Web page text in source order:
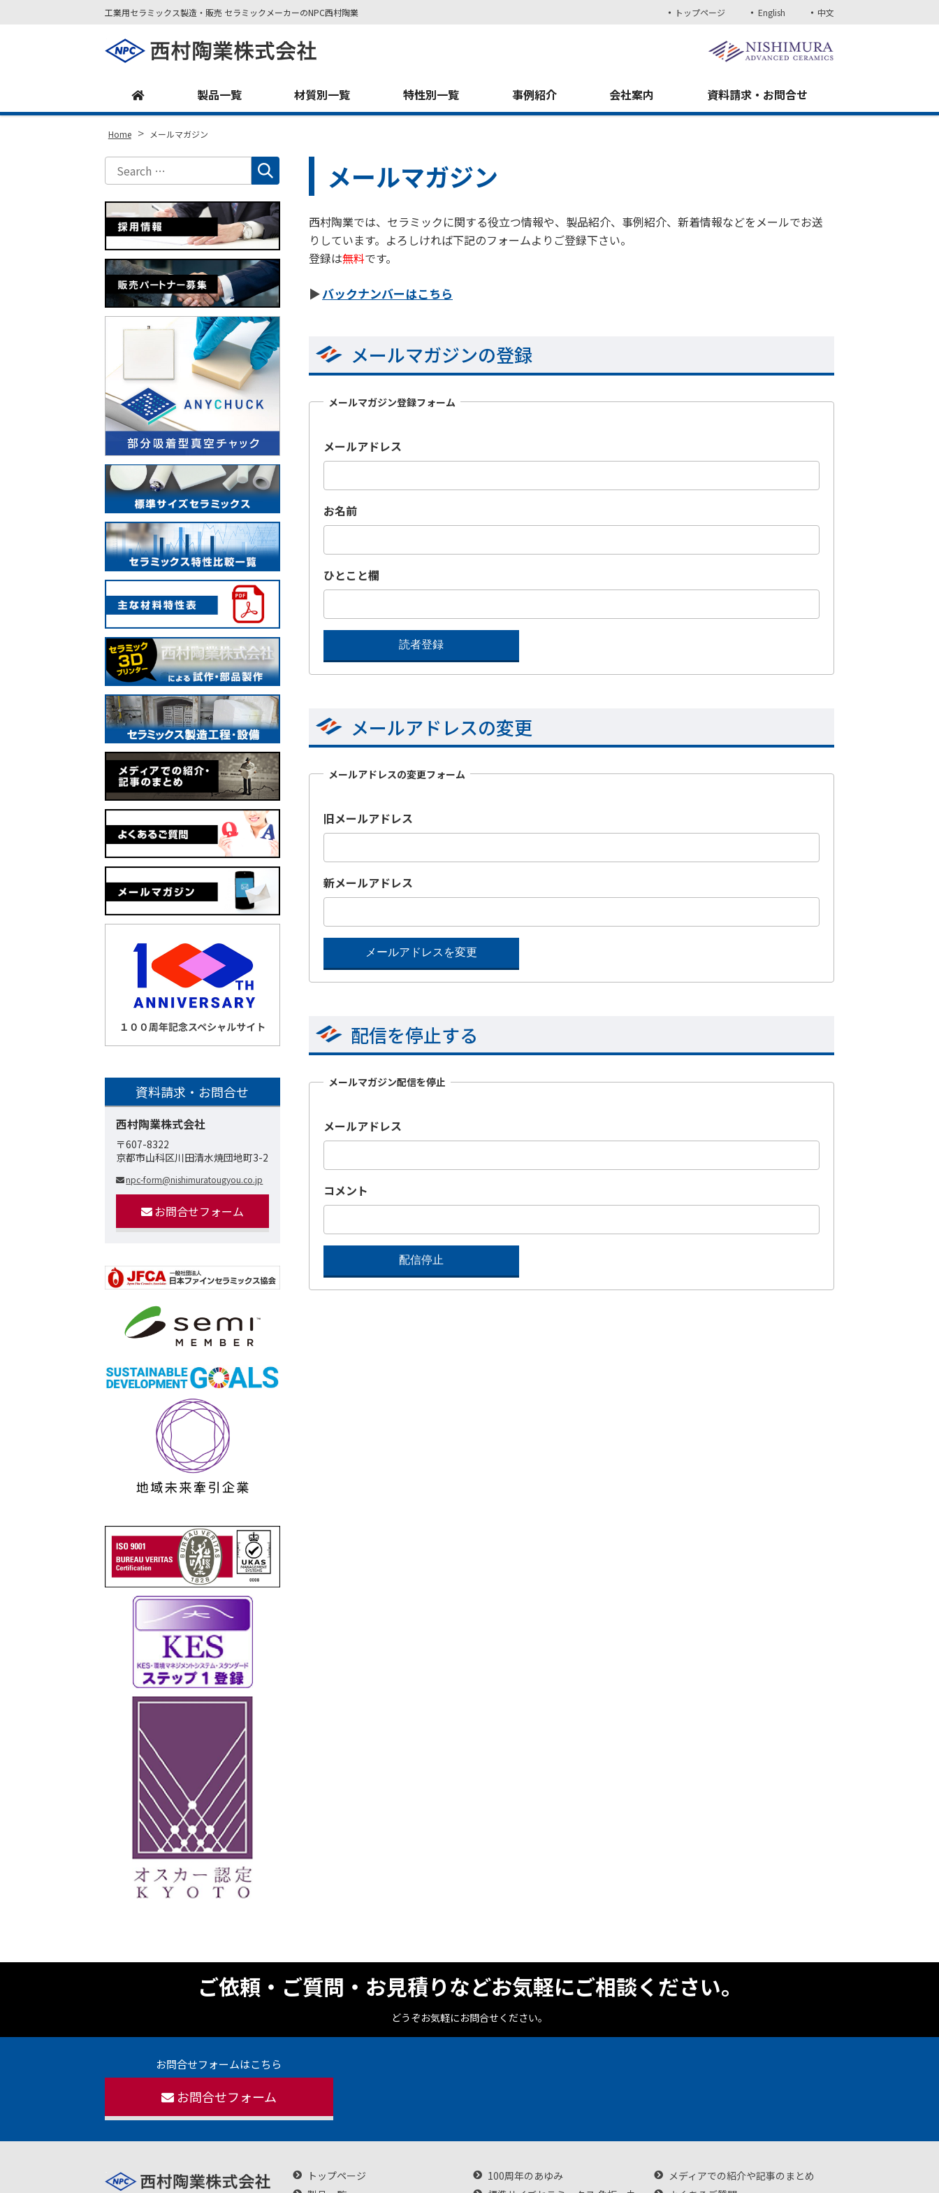
工業用セラミックス製造・販売 セラミックメーカーのNPC西村陶業 トップページ English 中文
製品一覧 材質別一覧 特性別一覧 事例紹介 会社案内 資料請求・お問合せ
Home > メールマガジン
メールマガジン
西村陶業では、セラミックに関する役立つ情報や、製品紹介、事例紹介、新着情報などをメールでお送
りしています。よろしければ下記のフォームよりご登録下さい。
登録は無料です。
バックナンバーはこちら
メールマガジンの登録
メールマガジン登録フォーム
メールアドレス
お名前
ひとこと欄
メールアドレスの変更
メールアドレスの変更フォーム
旧メールアドレス
新メールアドレス
配信を停止する
メールマガジン配信を停止
メールアドレス
コメント
資料請求・お問合せ
西村陶業株式会社
〒607-8322
京都市山科区川田清水焼団地町3-2
npc-form@nishimuratougyou.co.jp
お問合せフォーム
ご依頼・ご質問・お見積りなどお気軽にご相談ください。
どうぞお気軽にお問合せください。
お問合せフォームはこちら
お問合せフォーム
トップページ
100周年のあゆみ
メディアでの紹介や記事のまとめ